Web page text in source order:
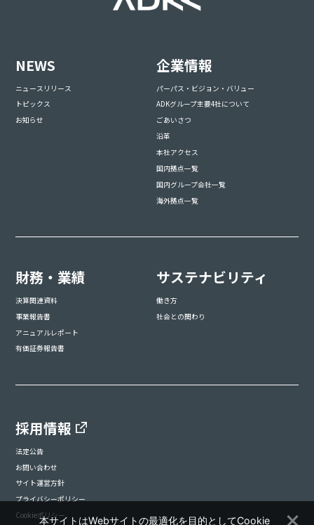
NEWS
ニュースリリース
トピックス
お知らせ
企業情報
パーパス・ビジョン・バリュー
ADKグループ主要4社について
ごあいさつ
沿革
本社アクセス
国内拠点一覧
国内グループ会社一覧
海外拠点一覧
財務・業績
決算関連資料
事業報告書
アニュアルレポート
有価証券報告書
サステナビリティ
働き方
社会との関わり
採用情報
法定公告
お問い合わせ
サイト運営方針
プライバシーポリシー
Cookieポリシー
本サイトはWebサイトの最適化を目的としてCookie